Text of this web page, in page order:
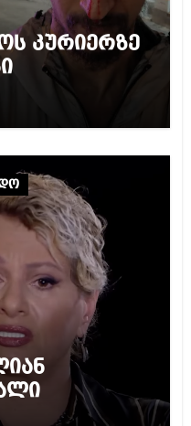
კურიერზე